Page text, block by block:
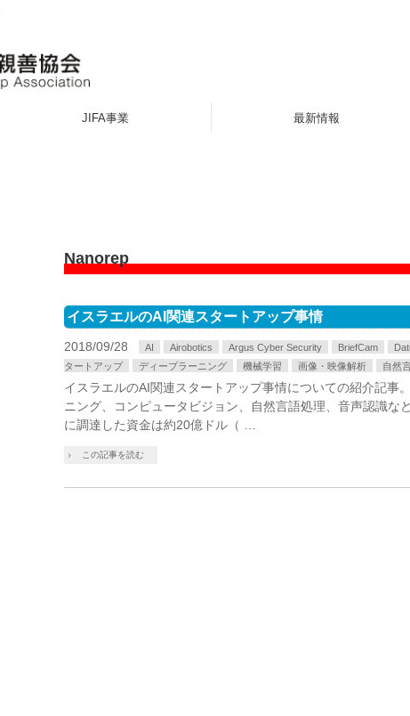
JIFA事業 最新情報
Nanorep
イスラエルのAI関連スタートアップ事情
2018/09/28 AI Airobotics Argus Cyber Security BriefCam
タートアップ
ディープラーニング 機械学習 画像・映像解析 自然
イスラエルのAI関連スタートアップ事情についての紹介記事
ニング、コンピュータビジョン、自然言語処理、音声認識な
に調達した資金は約20億ドル（ …
この記事を読む